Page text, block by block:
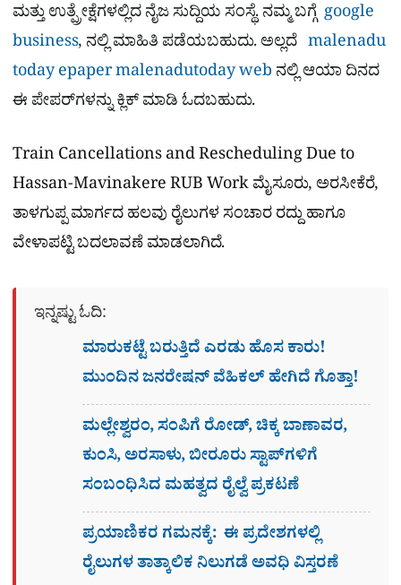
ಮತ್ತು ಉತ್ಪ್ರೇಕ್ಷೆಗಳಲ್ಲಿದ ನೈಜ ಸುದ್ದಿಯ ಸಂಸ್ಥೆ. ನಮ್ಮ ಬಗ್ಗೆ google
business, ನಲ್ಲಿ ಮಾಹಿತಿ ಪಡೆಯಬಹುದು. ಅಲ್ಲದೆ malenadu
today epapermalenadutoday web ನಲ್ಲಿ ಆಯಾ ದಿನದ
ಈ ಪೇಪರ್​ಗಳನ್ನು ಕ್ಲಿಕ್ ಮಾಡಿ ಓದಬಹುದು.
Train Cancellations and Rescheduling Due to
Hassan-Mavinakere RUB Work ಮೈಸೂರು, ಅರಸೀಕೆರೆ,
ತಾಳಗುಪ್ಪ ಮಾರ್ಗದ ಹಲವು ರೈಲುಗಳ ಸಂಚಾರ ರದ್ದು ಹಾಗೂ
ವೇಳಾಪಟ್ಟಿ ಬದಲಾವಣೆ ಮಾಡಲಾಗಿದೆ.
ಇನ್ನಷ್ಟು ಓದಿ:
ಮಾರುಕಟ್ಟೆ ಬರುತ್ತಿದೆ ಎರಡು ಹೊಸ ಕಾರು!
ಮುಂದಿನ ಜನರೇಷನ್​ ವೆಹಿಕಲ್ ಹೇಗಿದೆ ಗೊತ್ತಾ!
ಮಲ್ಲೇಶ್ವರಂ, ಸಂಪಿಗೆ ರೋಡ್, ಚಿಕ್ಕ ಬಾಣಾವರ,
ಕುಂಸಿ, ಅರಸಾಳು, ಬೀರೂರು ಸ್ಟಾಪ್​ಗಳಿಗೆ
ಸಂಬಂಧಿಸಿದ ಮಹತ್ವದ ರೈಲ್ವೆ ಪ್ರಕಟಣೆ
ಪ್ರಯಾಣಿಕರ ಗಮನಕ್ಕೆ: ಈ ಪ್ರದೇಶಗಳಲ್ಲಿ
ರೈಲುಗಳ ತಾತ್ಕಾಲಿಕ ನಿಲುಗಡೆ ಅವಧಿ ವಿಸ್ತರಣೆ